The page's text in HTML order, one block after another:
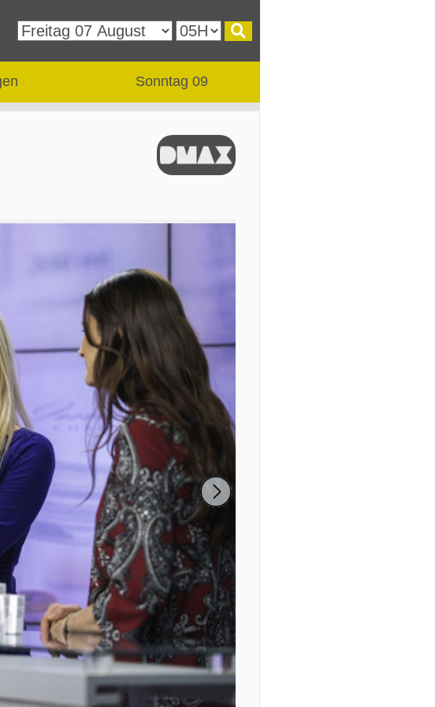
Sonntag 09